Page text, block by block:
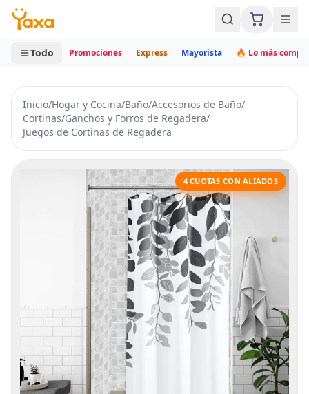
MINI CARRITO
0 productos
Todo Promociones Express Mayorista 🔥 Lo más
Inicio/Hogar y Cocina/Baño/Accesorios de Baño/
Cortinas/Ganchos y Forros de Regadera/
Juegos de Cortinas de Regadera
4 CUOTAS CON ALIADOS